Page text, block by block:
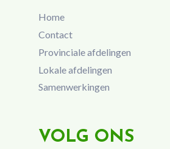
Home
Contact
Provinciale afdelingen
Lokale afdelingen
Samenwerkingen
VOLG ONS